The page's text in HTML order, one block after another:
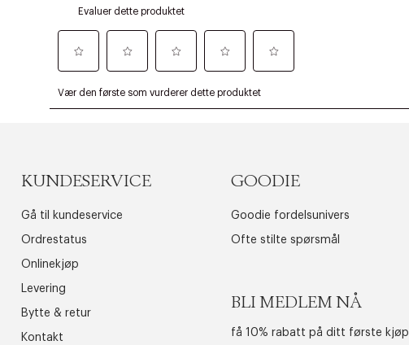
KUNDESERVICE
Gå til kundeservice
Ordrestatus
Onlinekjøp
Levering
Bytte & retur
Kontakt
GOODIE
Goodie fordelsunivers
Ofte stilte spørsmål
BLI MEDLEM NÅ
få 10% rabatt på ditt første kjøp